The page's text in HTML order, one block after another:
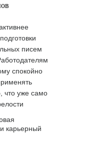
писем
спокойно
что уже само
карьерный